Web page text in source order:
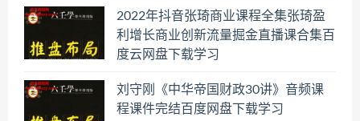
2022年抖音张琦商业课程全集张琦盈
利增长商业创新流量掘金直播课合集百
度云网盘下载学习
刘守刚《中华帝国财政30讲》音频课
程课件完结百度网盘下载学习